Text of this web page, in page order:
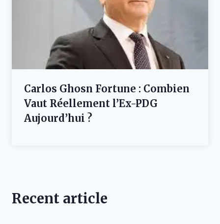
Carlos Ghosn Fortune : Combien
Vaut Réellement l’Ex-PDG
Aujourd’hui ?
Recent article